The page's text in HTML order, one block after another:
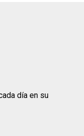
día en su